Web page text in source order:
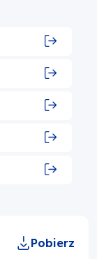
Pobierz